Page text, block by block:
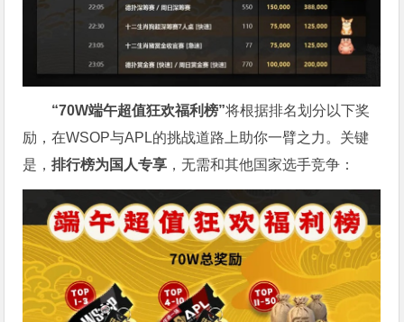
“70W端午超值狂欢福利榜”将根据排名划分以下奖
励，在WSOP与APL的挑战道路上助你一臂之力。 关键
是，排行榜为国人专享 ，无需和其他国家选手竞争：